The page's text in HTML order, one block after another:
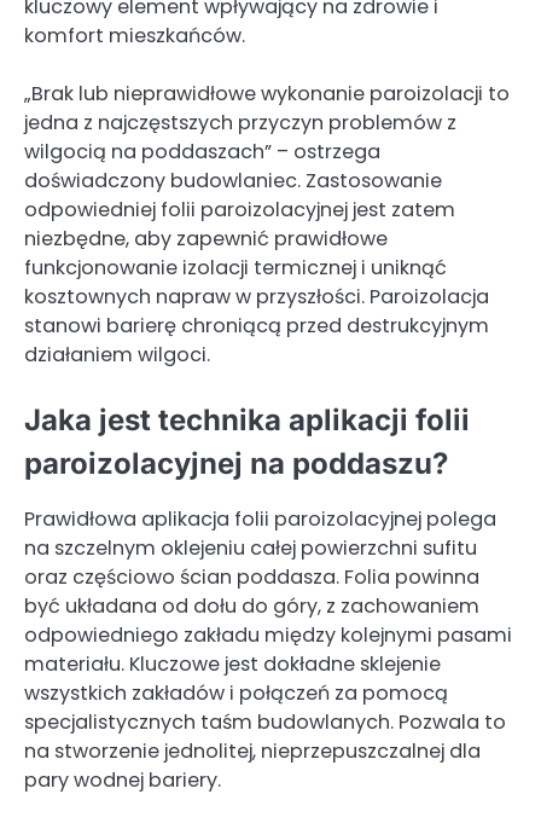
kluczowy element wpływający na zdrowie i
komfort mieszkańców.
„Brak lub nieprawidłowe wykonanie paroizolacji to
jedna z najczęstszych przyczyn problemów z
wilgocią na poddaszach” – ostrzega
doświadczony budowlaniec. Zastosowanie
odpowiedniej folii paroizolacyjnej jest zatem
niezbędne, aby zapewnić prawidłowe
funkcjonowanie izolacji termicznej i uniknąć
kosztownych napraw w przyszłości. Paroizolacja
stanowi barierę chroniącą przed destrukcyjnym
działaniem wilgoci.
Jaka jest technika aplikacji folii
paroizolacyjnej na poddaszu?
Prawidłowa aplikacja folii paroizolacyjnej polega
na szczelnym oklejeniu całej powierzchni sufitu
oraz częściowo ścian poddasza. Folia powinna
być układana od dołu do góry, z zachowaniem
odpowiedniego zakładu między kolejnymi pasami
materiału. Kluczowe jest dokładne sklejenie
wszystkich zakładów i połączeń za pomocą
specjalistycznych taśm budowlanych. Pozwala to
na stworzenie jednolitej, nieprzepuszczalnej dla
pary wodnej bariery.